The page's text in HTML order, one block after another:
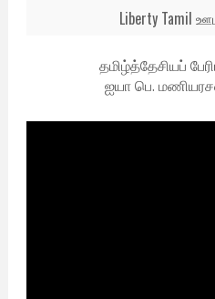
Liberty Tamil
தமிழ்த்தேசியப்
ஐயா பெ.